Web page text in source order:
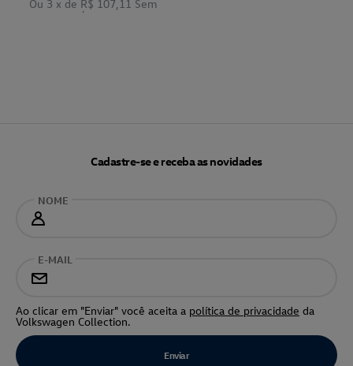
Ou 3 x de R$ 107,11 Sem
Juros
Cadastre-se e receba as novidades
NOME
E-MAIL
Ao clicar em "Enviar" você aceita a política de privacidade da
Volkswagen Collection.